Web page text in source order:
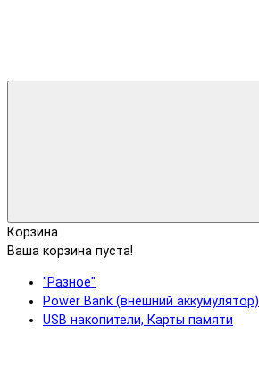
Корзина
Ваша корзина пуста!
"Разное"
Power Bank (внешний аккумулятор)
USB накопители, Карты памяти